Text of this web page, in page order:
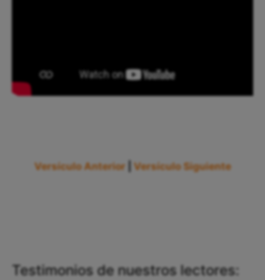
Versículo Anterior Versículo Siguiente
Testimonios de nuestros lectores: